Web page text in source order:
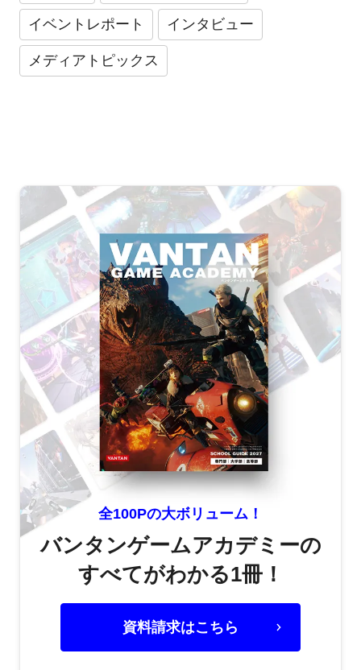
イベントレポート インタビュー
メディアトピックス
全100Pの大ボリューム！
バンタンゲームアカデミーの
すべてがわかる1冊！
資料請求はこちら